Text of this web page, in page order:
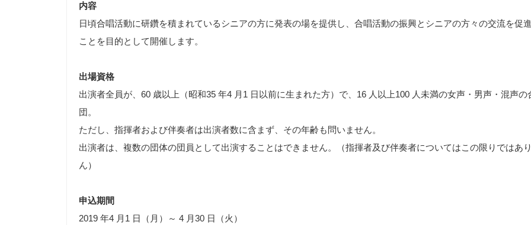
内容
日頃合唱活動に研鑽を積まれているシニアの方に発表の場を提供し、合唱活動の振興とシニアの方々の交流を促
ことを目的として開催します。
出場資格
出演者全員が、60 歳以上（昭和35 年4 月1 日以前に生まれた方）で、16 人以上100 人未満の女声・男声・混声の
団。
ただし、指揮者および伴奏者は出演者数に含まず、その年齢も問いません。
出演者は、複数の団体の団員として出演することはできません。（指揮者及び伴奏者についてはこの限りではあ
ん）
申込期間
2019 年4 月1 日（月）～ 4 月30 日（火）